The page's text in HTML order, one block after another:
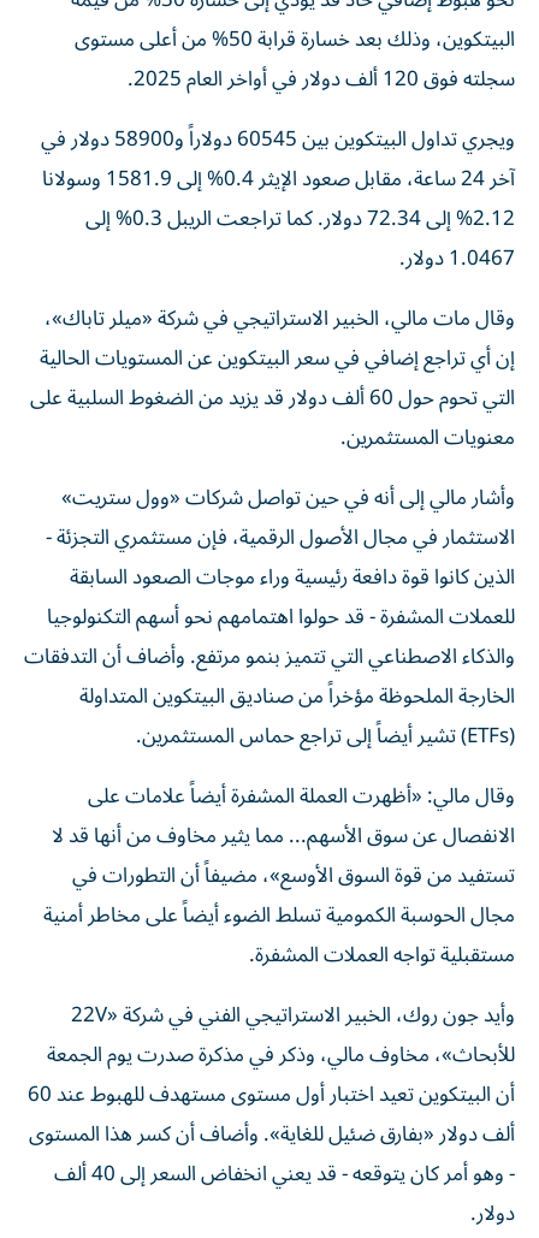
البيتكوين، وذلك بعد خسارة قرابة 50% من أعلى مستوى
سجلته فوق 120 ألف دولار في أواخر العام 2025.
ويجري تداول البيتكوين بين 60545 دولاراً و58900 دولار في
آخر 24 ساعة، مقابل صعود الإيثر 0.4% إلى 1581.9 وسولانا
2.12% إلى 72.34 دولار. كما تراجعت الريبل 0.3% إلى
1.0467 دولار.
وقال مات مالي، الخبير الاستراتيجي في شركة «ميلر تاباك»،
إن أي تراجع إضافي في سعر البيتكوين عن المستويات الحالية
التي تحوم حول 60 ألف دولار قد يزيد من الضغوط السلبية على
معنويات المستثمرين.
وأشار مالي إلى أنه في حين تواصل شركات «وول ستريت»
الاستثمار في مجال الأصول الرقمية، فإن مستثمري التجزئة -
الذين كانوا قوة دافعة رئيسية وراء موجات الصعود السابقة
للعملات المشفرة - قد حولوا اهتمامهم نحو أسهم التكنولوجيا
والذكاء الاصطناعي التي تتميز بنمو مرتفع. وأضاف أن التدفقات
الخارجة الملحوظة مؤخراً من صناديق البيتكوين المتداولة
(ETFs) تشير أيضاً إلى تراجع حماس المستثمرين.
وقال مالي: «أظهرت العملة المشفرة أيضاً علامات على
الانفصال عن سوق الأسهم... مما يثير مخاوف من أنها قد لا
تستفيد من قوة السوق الأوسع»، مضيفاً أن التطورات في
مجال الحوسبة الكمومية تسلط الضوء أيضاً على مخاطر أمنية
مستقبلية تواجه العملات المشفرة.
وأيد جون روك، الخبير الاستراتيجي الفني في شركة «22V
للأبحاث»، مخاوف مالي، وذكر في مذكرة صدرت يوم الجمعة
أن البيتكوين تعيد اختبار أول مستوى مستهدف للهبوط عند 60
ألف دولار «بفارق ضئيل للغاية». وأضاف أن كسر هذا المستوى
- وهو أمر كان يتوقعه - قد يعني انخفاض السعر إلى 40 ألف
دولار.